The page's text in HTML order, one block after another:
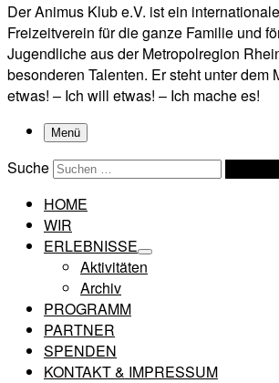
Der Animus Klub e.V. ist ein
Freizeitverein für die ganze Familie und
Jugendliche aus der Metropolregion
besonderen Talenten. Er steht unter dem
etwas! – Ich will etwas! – Ich mache es!
Menü
Suche
HOME
WIR
ERLEBNISSE
Aktivitäten
Archiv
PROGRAMM
PARTNER
SPENDEN
KONTAKT & IMPRESSUM